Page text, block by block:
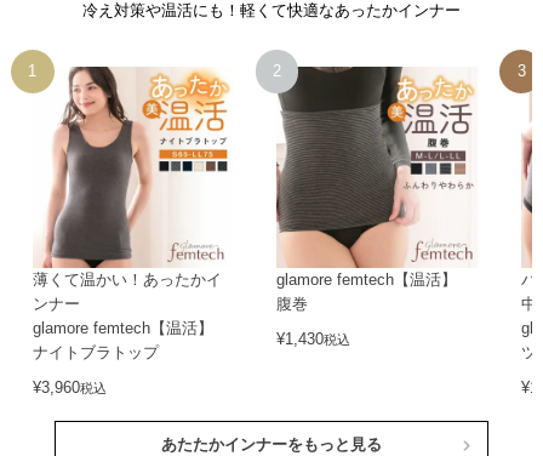
冷え対策や温活にも！軽くて快適なあったかインナー
薄くて温かい！あったかイ
ンナー
glamore femtech【温活】
ナイトブラトップ
¥3,960税込
glamore femtech【温活】
腹巻
¥1,430税込
パ
ツ
¥
あたたかインナーをもっと見る